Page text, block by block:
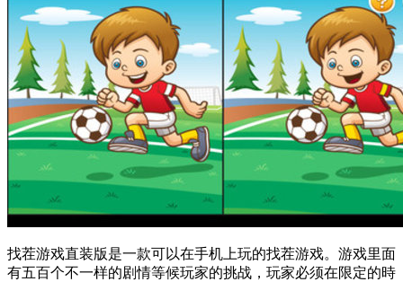
找茬游戏直装版是一款可以在手机上玩的找茬游戏。游戏里面
有五百个不一样的剧情等候玩家的挑战，玩家必须在限定的時